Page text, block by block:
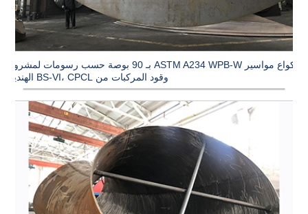
أكواع مواسير ASTM A234 WPB-W بـ 90 بوصة حسب رسومات لمشروع
وقود المركبات من BS-VI، CPCL الهندية